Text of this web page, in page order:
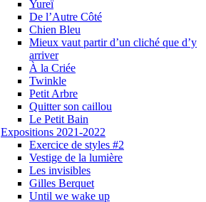
Yureï
De l’Autre Côté
Chien Bleu
Mieux vaut partir d’un cliché que d’y
arriver
À la Criée
Twinkle
Petit Arbre
Quitter son caillou
Le Petit Bain
Expositions 2021-2022
Exercice de styles #2
Vestige de la lumière
Les invisibles
Gilles Berquet
Until we wake up